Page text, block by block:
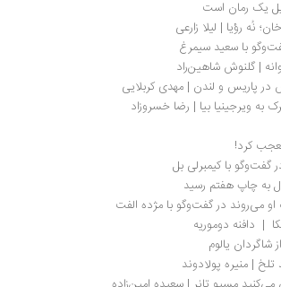
یک رمان است
نُه رؤیا | لیلا زارعی
با سعید سیمرغ
| گلنوش شاهین‌راد
در پاریس و لندن | مهد‌ی کربلایی
به ویرجینیا بیا | رضا خسروزاد
کرد!
گفت‌وگو با کیمبرلی بل
به چاپ هفتم رسید
می‌روند در گفت‌وگو با مژده الفت
|  دافنه دوموریه
شاگردان یالوم
| منیره پولادوند